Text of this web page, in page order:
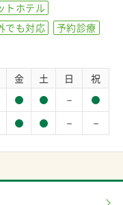
トホテル
でも対応
予約診療
金 土 日 祝
－
－ －